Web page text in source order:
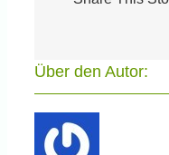
Über den Autor: